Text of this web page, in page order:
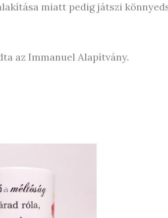
miatt pedig játszi
az Immanuel Alapítvány.